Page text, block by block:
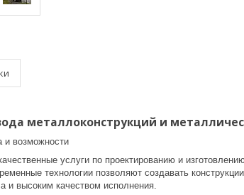
металлоконструкций и
возможности
услуги по проектированию и
технологии позволяют создавать
и высоким качеством исполнения.